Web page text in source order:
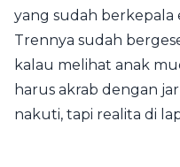
yang sudah berkepala
Trennya sudah
kalau melihat anak
harus akrab dengan
nakuti, tapi realita di